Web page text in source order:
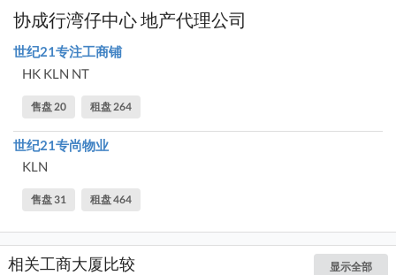
协成行湾仔中心 地产代理公司
世纪21专注工商铺
HK KLN NT
售盘 20 租盘 264
世纪21专尚物业
KLN
售盘 31 租盘 464
相关工商大厦比较 显示全部